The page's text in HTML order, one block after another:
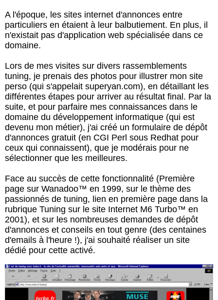
A l'époque, les sites internet d'annonces entre
particuliers en étaient à leur balbutiement. En plus, il
n'existait pas d'application web spécialisée dans ce
domaine.
Lors de mes visites sur divers rassemblements
tuning, je prenais des photos pour illustrer mon site
perso (qui s'appelait superyan.com), en détaillant les
différentes étapes pour arriver au résultat final. Par la
suite, et pour parfaire mes connaissances dans le
domaine du développement informatique (qui est
devenu mon métier), j'ai créé un formulaire de dépôt
d'annonces gratuit (en CGI Perl sous Redhat pour
ceux qui connaissent), que je modérais pour ne
sélectionner que les meilleures.
Face au succès de cette fonctionnalité (Première
page sur Wanadoo™ en 1999, sur le thème des
passionnés de tuning, lien en première page dans la
rubrique Tuning sur le site Internet M6 Turbo™ en
2001), et sur les nombreuses demandes de dépôt
d'annonces et conseils en tout genre (des centaines
d'emails à l'heure !), j'ai souhaité réaliser un site
dédié pour cette activé.